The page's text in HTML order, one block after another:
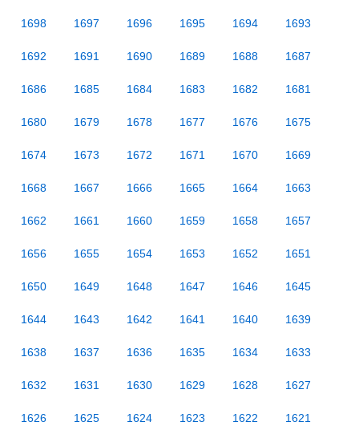
1698 1697 1696 1695 1694 1693
1692 1691 1690 1689 1688 1687
1686 1685 1684 1683 1682 1681
1680 1679 1678 1677 1676 1675
1674 1673 1672 1671 1670 1669
1668 1667 1666 1665 1664 1663
1662 1661 1660 1659 1658 1657
1656 1655 1654 1653 1652 1651
1650 1649 1648 1647 1646 1645
1644 1643 1642 1641 1640 1639
1638 1637 1636 1635 1634 1633
1632 1631 1630 1629 1628 1627
1626 1625 1624 1623 1622 1621